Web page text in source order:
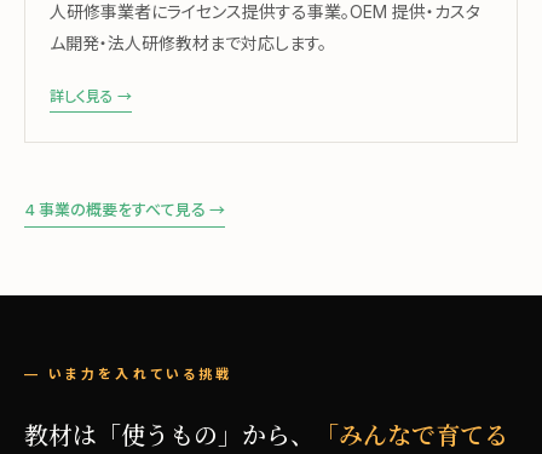
人研修事業者にライセンス提供する事業。OEM 提供・カスタ
ム開発・法人研修教材まで対応します。
詳しく見る →
4 事業の概要をすべて見る →
— いま力を入れている挑戦
教材は「使うもの」から、
「みんなで育てる